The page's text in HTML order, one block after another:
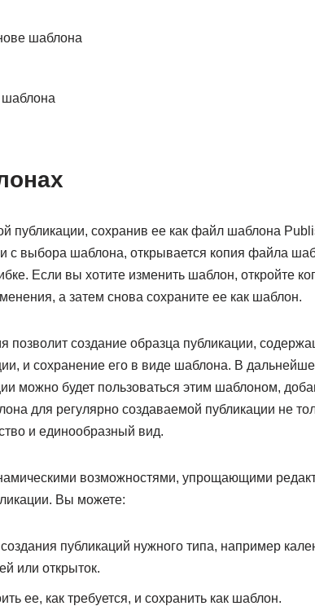
шаблона
шаблона
публикации, сохранив ее как файл шаблона
с выбора шаблона, открывается копия файла
Если вы хотите изменить шаблон, откройте
а затем снова сохраните ее как шаблон.
позволит создание образца публикации,
и сохранение его в виде шаблона. В
можно будет пользоваться этим шаблоном,
для регулярно создаваемой публикации не
и единообразный вид.
возможностями, упрощающими
Вы можете:
публикаций нужного типа, например
или открыток.
ее, как требуется, и сохранить как шаблон.